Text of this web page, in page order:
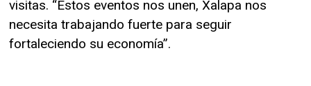
visitas. “Estos eventos nos unen, Xalapa nos
necesita trabajando fuerte para seguir
fortaleciendo su economía”.